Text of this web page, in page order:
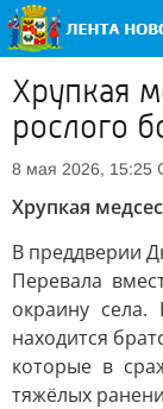
Хрупкая
рослого
8 мая 2026, 15:25
Хрупкая
В преддверии
Перевала
окраину
находится
которые в
тяжёлых